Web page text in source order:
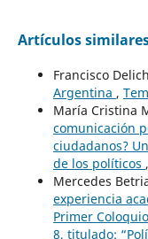
Artículos
Francisco
Argentina ,
María Cristina
comunicación
ciudadanos?
de los políticos ,
Mercedes
experiencia
Primer
8, titulado: